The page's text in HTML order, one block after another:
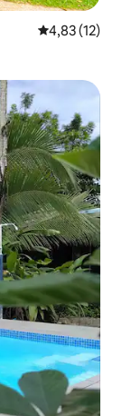
4,83 de uma
4,83 (12)